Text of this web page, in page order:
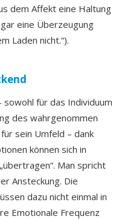
dem Affekt eine Haltung
eine Überzeugung
Laden nicht.“).
sowohl für das Individuum
des wahrgenommen
sein Umfeld – dank
können sich in
Man spricht
Ansteckung. Die
dazu nicht einmal in
Emotionale Frequenz